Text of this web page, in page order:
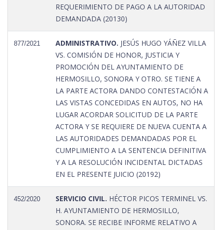
REQUERIMIENTO DE PAGO A LA AUTORIDAD
DEMANDADA (20130)
877/2021 ADMINISTRATIVO. JESÚS HUGO YÁÑEZ VILLA
VS. COMISIÓN DE HONOR, JUSTICIA Y
PROMOCIÓN DEL AYUNTAMIENTO DE
HERMOSILLO, SONORA Y OTRO. SE TIENE A
LA PARTE ACTORA DANDO CONTESTACIÓN A
LAS VISTAS CONCEDIDAS EN AUTOS, NO HA
LUGAR ACORDAR SOLICITUD DE LA PARTE
ACTORA Y SE REQUIERE DE NUEVA CUENTA A
LAS AUTORIDADES DEMANDADAS POR EL
CUMPLIMIENTO A LA SENTENCIA DEFINITIVA
Y A LA RESOLUCIÓN INCIDENTAL DICTADAS
EN EL PRESENTE JUICIO (20192)
452/2020 SERVICIO CIVIL. HÉCTOR PICOS TERMINEL VS.
H. AYUNTAMIENTO DE HERMOSILLO,
SONORA. SE RECIBE INFORME RELATIVO A